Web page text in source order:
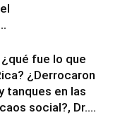
fue lo que
¿Derrocaron
tanques en las
social?, Dr....